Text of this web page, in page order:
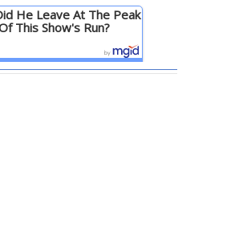
He Leave At The Peak
This Show's Run?
Детальніше